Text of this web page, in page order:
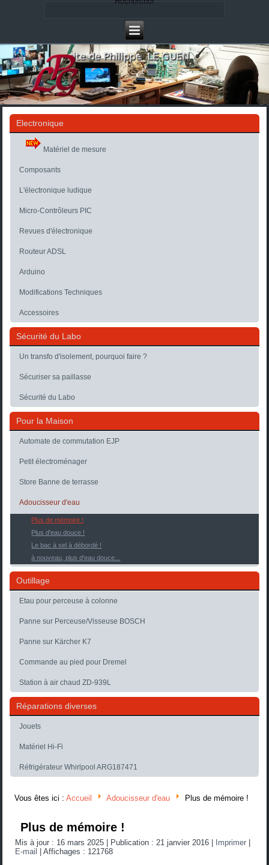
Electronique
Matériel de mesure
Composants
L'électronique ludique
Micro-Contrôleurs PIC
Revues d'électronique
Routeur ADSL
Arduino
Modifications Techniques
Accessoires
Sécurité du Labo
Un transfo d'isolement, pourquoi faire ?
Sécuriser sa paillasse
Sécurité du Labo
Pour la Maison
Automate de commutation EJP
Petit électroménager
Store Banne de terrasse
Adoucisseur d'eau
Plus de mémoire !
Plus d'eau douce !
Le bac à sel à débordé !
à nouveau, plus d'eau douce...
Outillage
Etau pour perceuse à colonne
Panne sur Perceuse/Visseuse BOSCH
Panne sur Kärcher K7
Commande au pied pour Dremel
Station à air chaud ZD-939L
Réparations diverses
Jouets
Matériel Hi-Fi
Réfrigérateur Whirlpool ARG187471
Vous êtes ici :Accueil Adoucisseur d'eau Plus de mémoire !
Plus de mémoire !
Mis à jour : 16 mars 2025 Publication : 21 janvier 2016 Imprimer
E-mail
|Affichages : 121768